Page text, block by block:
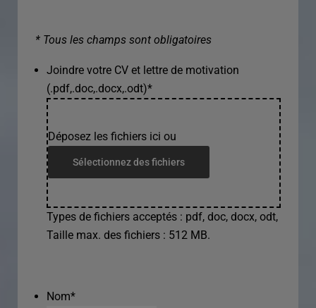
* Tous les champs sont obligatoires
Joindre votre CV et lettre de motivation
(.pdf,.doc,.docx,.odt)*
Déposez les fichiers ici ou
Sélectionnez des fichiers
Types de fichiers acceptés : pdf, doc, docx, odt,
Taille max. des fichiers : 512 MB.
Nom*